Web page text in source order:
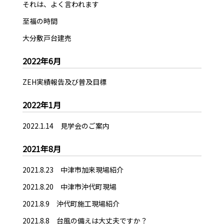
それは、よく言われます
至福の時間
大分敷戸台建売
2022年6月
ZEH実績報告及び普及目標
2022年1月
2022.1.14 見学会のご案内
2021年8月
2021.8.23 中津市加来現場紹介
2021.8.20 中津市沖代町現場
2021.8.9 沖代町施工現場紹介
2021.8.8 台風の備えは大丈夫ですか？